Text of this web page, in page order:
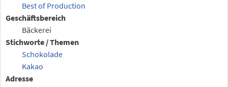
Best of Production
Geschäftsbereich
Bäckerei
Stichworte / Themen
Schokolade
Kakao
Adresse